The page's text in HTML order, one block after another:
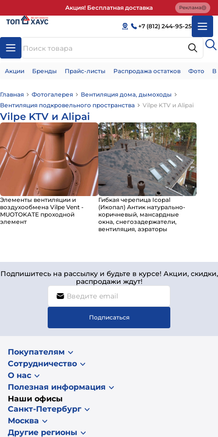
Акция! Бесплатная доставка Реклама
+7 (812) 244-95-25
Акции Бренды Прайс-листы Распродажа остатков Фото
Главная Фотогалерея
Вентиляция дома, дымоходы
Вентиляция подкровельного пространства
Vilpe KTV и Alipai
Vilpe KTV и Alipai
Элементы вентиляции и
воздухообмена Vilpe Vent -
MUOTOKATE проходной
элемент
Гибкая черепица Icopal
(Икопал) Антик натурально-
коричневый, мансардные
окна, снегозадержатели,
вентиляция, аэраторы
Подпишитесь на рассылку и будьте в курсе! Акции, скидки,
распродажи ждут!
Подписаться
Покупателям
Сотрудничество
О нас
Полезная информация
Наши офисы
Санкт-Петербург
Москва
Другие регионы